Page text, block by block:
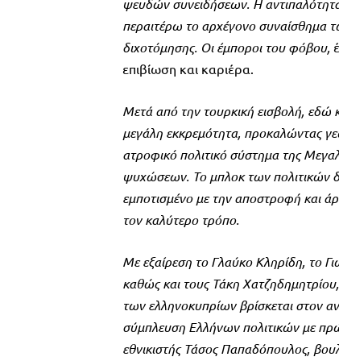
ψευδών συνειδήσεων. Η αντιπαλότητα,
περαιτέρω το αρχέγονο συναίσθημα
διχοτόμησης. Οι έμποροι του φόβου,
επιβίωση και καριέρα.
Μετά από την τουρκική εισβολή, εδώ
μεγάλη εκκρεμότητα, προκαλώντας
ατροφικό πολιτικό σύστημα της
ψυχώσεων. Το μπλοκ των πολιτικών
εμποτισμένο με την αποστροφή και
τον καλύτερο τρόπο.
Με εξαίρεση το Γλαύκο Κληρίδη, το
καθώς και τους Τάκη
των ελληνοκυπρίων βρίσκεται στον
σύμπλευση Ελλήνων πολιτικών με
εθνικιστής Τάσος Παπαδόπουλος,